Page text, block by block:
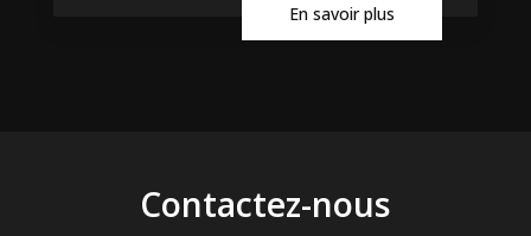
En savoir plus
Contactez-nous